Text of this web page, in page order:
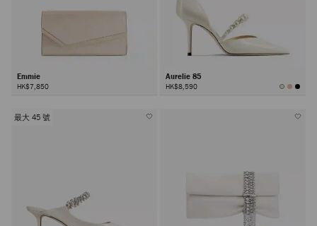
Emmie
HK$7,850
Aurelie 85
HK$8,590
最大 45 號